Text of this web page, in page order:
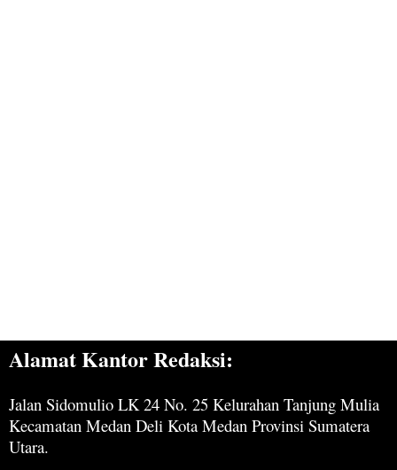
Alamat Kantor Redaksi:
Jalan Sidomulio LK 24 No. 25 Kelurahan Tanjung Mulia
Kecamatan Medan Deli Kota Medan Provinsi Sumatera
Utara.